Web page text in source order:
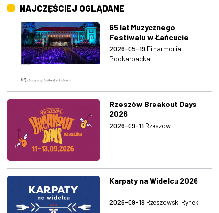
NAJCZĘŚCIEJ OGLĄDANE
65 lat Muzycznego
Festiwalu w Łańcucie
2026-05-19 Filharmonia
Podkarpacka
Rzeszów Breakout Days
2026
2026-09-11 Rzeszów
Karpaty na Widelcu 2026
2026-09-19 Rzeszowski Rynek